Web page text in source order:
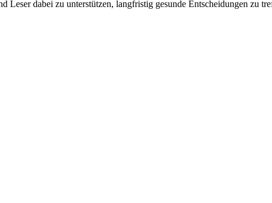
Leser dabei zu unterstützen, langfristig gesunde Entscheidungen zu